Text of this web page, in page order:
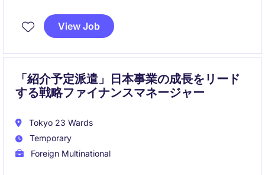
す。
View Job
「紹介予定派遣」日本事業の成長をリード
する戦略ファイナンスマネージャー
Tokyo 23 Wards
Temporary
Foreign Multinational